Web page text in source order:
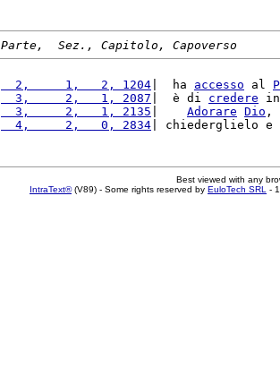
Parte,  Sez., Capitolo, Capoverso
  2,     1,   2, 1204
|  ha accesso al
  3,     2,   1, 2087
|  è di credere
  3,     2,   1, 2135
Adorare Dio ,
  4,     2,   0, 2834
| chiederglielo
Best viewed with any
IntraText®(V89) - Some rights reserved by EuloTech SRL -